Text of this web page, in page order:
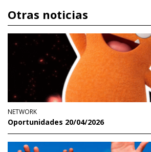
Otras noticias
NETWORK
Oportunidades 20/04/2026